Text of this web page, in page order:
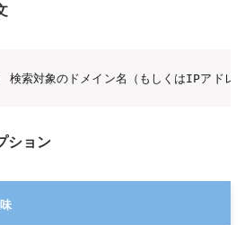
索対象のドメイン名（もしくはIPアドレ
ション